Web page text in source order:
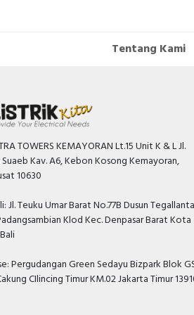
Tentang Kami
TOWERS KEMAYORAN Lt.15 Unit K & L Jl.
Kav. A6, Kebon Kosong Kemayoran,
10630
Jl. Teuku Umar Barat No.77B Dusun
Klod Kec. Denpasar Barat Kota
Pergudangan Green Sedayu Bizpark Blok
CIlincing Timur KM.02 Jakarta Timur